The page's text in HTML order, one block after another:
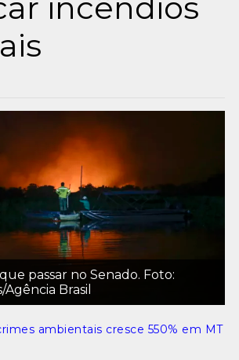
passar no Senado. Foto:
Brasil
ambientais cresce 550% em MT